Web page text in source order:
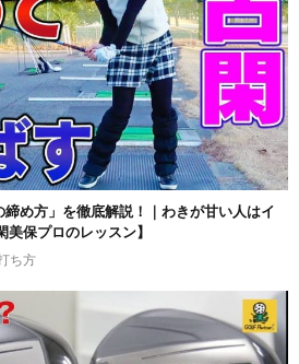
め方」を徹底解説！｜わきが甘い人はイ
美保プロのレッスン】
ち方